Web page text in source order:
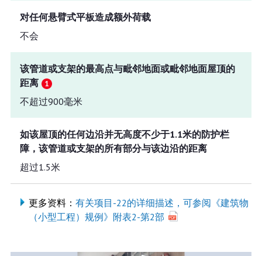
对任何悬臂式平板造成额外荷载
不会
该管道或支架的最高点与毗邻地面或毗邻地面屋顶的
距离
不超过900毫米
如该屋顶的任何边沿并无高度不少于1.1米的防护栏
障，该管道或支架的所有部分与该边沿的距离
超过1.5米
更多资料： 有关项目-22的详细描述，可参阅《建筑物
（小型工程）规例》附表2-第2部